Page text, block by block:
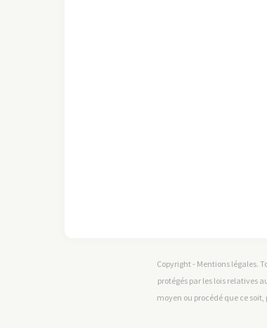
Copyright - Mentions légales.
protégés par les lois relatives
moyen ou procédé que ce